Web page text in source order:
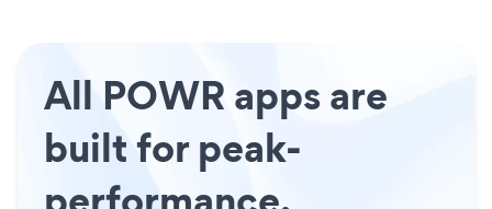
All POWR apps are
built for peak-